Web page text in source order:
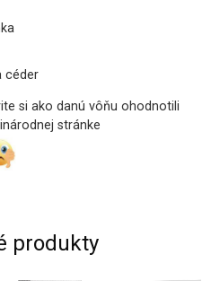
céder
si ako danú vôňu ohodnotili
stránke
produkty